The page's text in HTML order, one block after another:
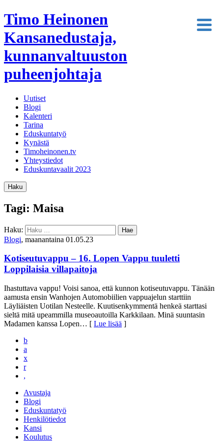
Timo Heinonen
Kansanedustaja,
kunnanvaltuuston
puheenjohtaja
Uutiset
Blogi
Kalenteri
Tarina
Eduskuntatyö
Kynästä
Timoheinonen.tv
Yhteystiedot
Eduskuntavaalit 2023
Haku
Tagi: Maisa
Haku:
Blogi, maanantaina 01.05.23
Kotiseutuvappu – 16. Lopen Vappu tuuletti
Loppilaisia villapaitoja
Ihastuttava vappu! Voisi sanoa, että kunnon kotiseutuvappu. Tänään
aamusta ensin Wanhojen Automobiilien vappuajelun starttiin
Läyliäisten Uotilan Nesteelle. Kuutisenkymmentä henkeä starttasi
sieltä mitä upeammilla museoautoilla Karkkilaan. Minä suuntasin
Madamen kanssa Lopen… [ Lue lisää ]
b
a
x
r
,
Avustaja
Blogi
Eduskuntatyö
Henkilötiedot
Kansi
Koulutus